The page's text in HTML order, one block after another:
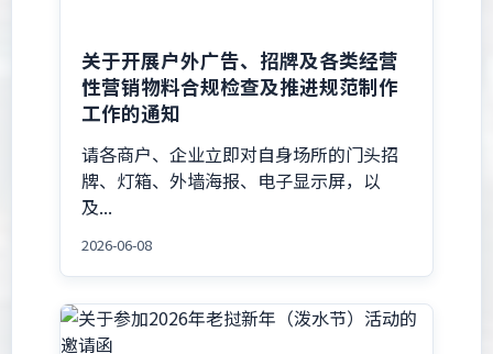
关于开展户外广告、招牌及各类经营
性营销物料合规检查及推进规范制作
工作的通知
请各商户、企业立即对自身场所的门头招
牌、灯箱、外墙海报、电子显示屏，以
及...
2026-06-08